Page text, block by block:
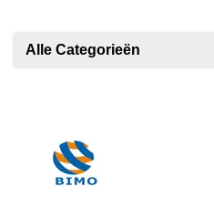
Alle Categorieën